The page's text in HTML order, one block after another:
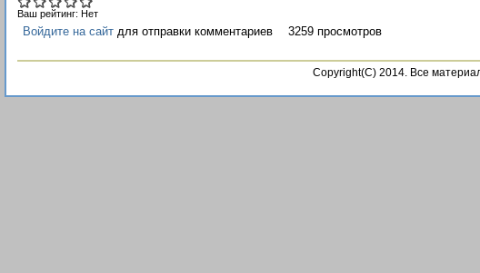
Ваш рейтинг: Нет
Войдите на сайт для отправки комментариев 3259 просмотров
Copyright(C) 2014. Все